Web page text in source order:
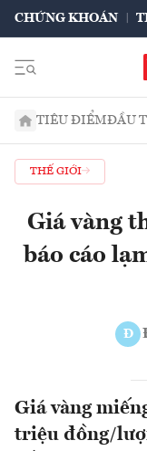
CHỨNG KHOÁN
TIÊU ĐIỂMĐẦU
THẾ GIỚI
Giá vàng
báo cáo
Đ
Giá vàng
triệu đồng/